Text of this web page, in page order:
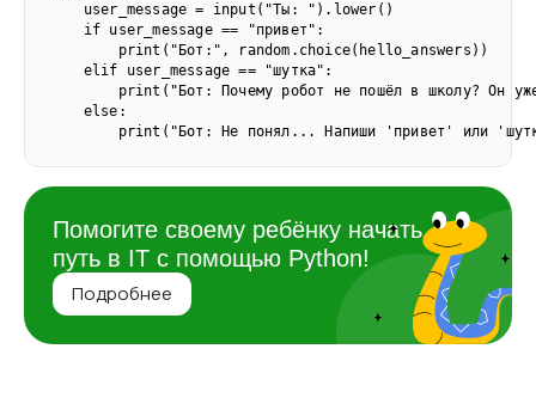
    user_message = input("Ты: ").lower()
    if user_message == "привет":
        print("Бот:", random.choice(hello_answers))
    elif user_message == "шутка":
print("Бот: Почему робот не пошёл в школу? Он
    else:
print("Бот: Не понял... Напиши 'привет' или
Помогите своему ребёнку начать
путь в IT с помощью Python!
Подробнее